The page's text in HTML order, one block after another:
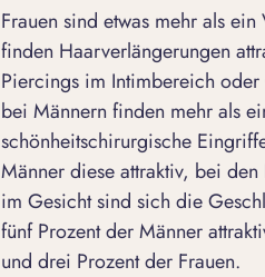
Frauen sind etwas mehr als
finden Haarverlängerungen
Piercings im Intimbereich
bei Männern finden mehr als
schönheitschirurgische
Männer diese attraktiv, bei
im Gesicht sind sich die
fünf Prozent der Männer
und drei Prozent der Frauen.